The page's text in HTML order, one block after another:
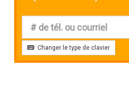
Changer le type de clavier